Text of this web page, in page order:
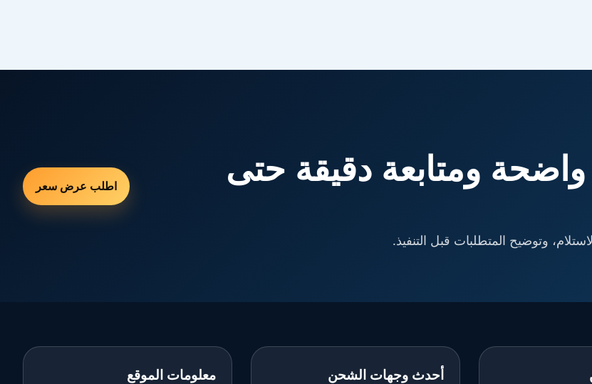
ومتابعة دقيقة حتى
وتوضيح المتطلبات قبل التنفيذ.
اطلب عرض سعر
أحدث وجهات الشحن معلومات الموقع